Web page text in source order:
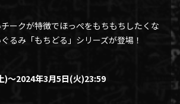
ークが特徴でほっぺをもちもちしたくな
るみ「もちどる」シリーズが登場！
)～2024年3月5日(火)23:59